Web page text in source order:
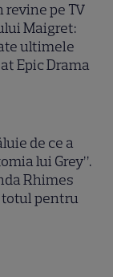
pe TV
Maigret:
ultimele
Epic Drama
de ce a
lui Grey”.
Rhimes
totul pentru